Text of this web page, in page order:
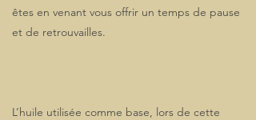
êtes en venant vous offrir un temps de pause
et de retrouvailles.
L’huile utilisée comme base, lors de cette